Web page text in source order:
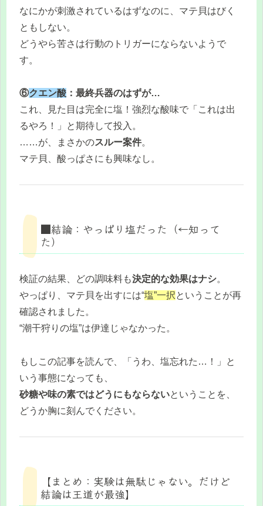
なにかが刺激されているはずなのに、マテ貝はびく
ともしない。
どうやら苦さは行動のトリガーにならないようで
す。
⑥クエン酸 ：最終兵器のはずが…
これ、見た目は完全に塩！強烈な酸味で「これは出
るやろ！」と期待して投入。
……が、まさかのスルー案件。
マテ貝、酸っぱさにも興味なし。
■結論：やっぱり塩だった（←知って
た）
検証の結果、どの調味料も決定的な効果はナシ。
やっぱり、マテ貝を出すには“塩”一択ということが再
確認されました。
“潮干狩りの塩”は伊達じゃなかった。
もしこの記事を読んで、「うわ、塩忘れた…！」と
いう事態になっても、
砂糖や味の素ではどうにもならないということを、
どうか胸に刻んでください。
【まとめ：実験は無駄じゃない。だけど
結論は王道が最強】